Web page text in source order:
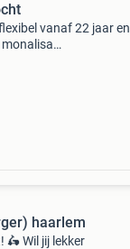
vanaf 22 jaar en
haarlem
Wil jij lekker